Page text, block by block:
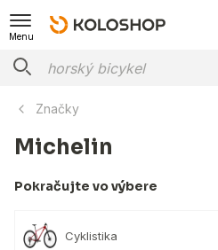
Menu
Značky
Michelin
Pokračujte vo výbere
Cyklistika